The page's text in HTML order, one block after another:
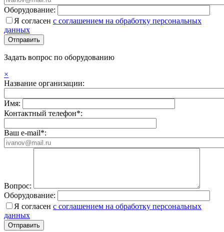
Оборудование:
Я согласен с соглашением на обработку персональных
данных
Задать вопрос по оборудованию
×
Название организации:
Имя:
Контактный телефон*:
Ваш e-mail*:
Вопрос:
Оборудование:
Я согласен с соглашением на обработку персональных
данных